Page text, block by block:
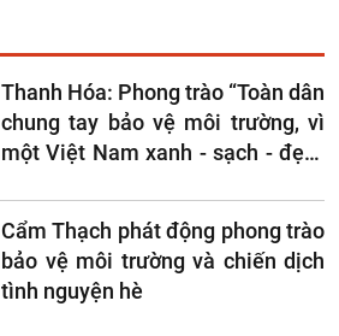
Thanh Hóa: Phong trào “Toàn dân
chung tay bảo vệ môi trường, vì
một Việt Nam xanh - sạch - đẹp”
Cẩm Thạch phát động phong trào
bảo vệ môi trường và chiến dịch
tình nguyện hè